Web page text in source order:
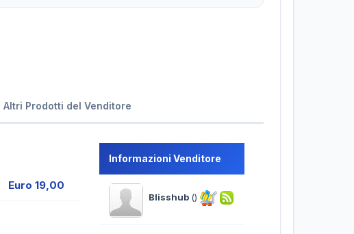
Altri Prodotti del Venditore
Euro 19,00
Informazioni Venditore
Blisshub ()